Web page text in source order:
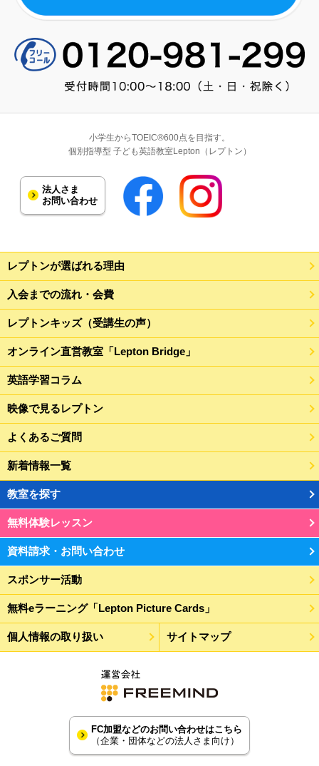
小学生からTOEIC®600点を目指す。
個別指導型 子ども英語教室Lepton（レプトン）
法人さま
お問い合わせ
レプトンが選ばれる理由
入会までの流れ・会費
レプトンキッズ（受講生の声）
オンライン直営教室「Lepton Bridge」
英語学習コラム
映像で見るレプトン
よくあるご質問
新着情報一覧
教室を探す
無料体験レッスン
資料請求・お問い合わせ
スポンサー活動
無料eラーニング「Lepton Picture Cards」
個人情報の取り扱い サイトマップ
FC加盟などのお問い合わせはこちら
（企業・団体などの法人さま向け）